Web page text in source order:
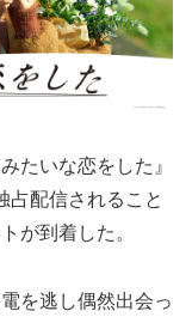
たいな恋をした』
占配信されること
が到着した。
を逃し偶然出会っ